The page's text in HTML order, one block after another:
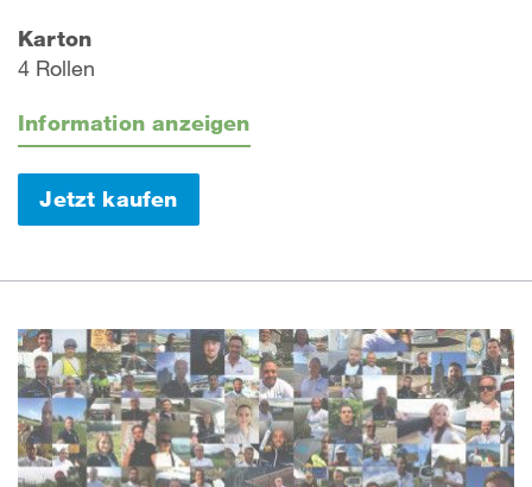
Karton
4 Rollen
Information anzeigen
Jetzt kaufen